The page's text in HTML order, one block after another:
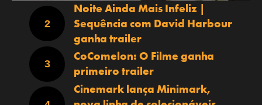
Noite Ainda Mais Infeliz |
Sequência com David Harbour
ganha trailer
CoComelon: O Filme ganha
primeiro trailer
Cinemark lança Minimark,